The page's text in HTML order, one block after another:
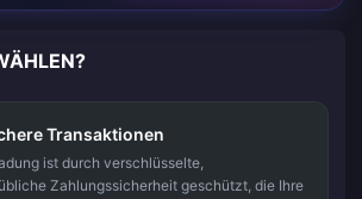
Transaktionen
ist durch verschlüsselte,
Zahlungssicherheit geschützt, die Ihre